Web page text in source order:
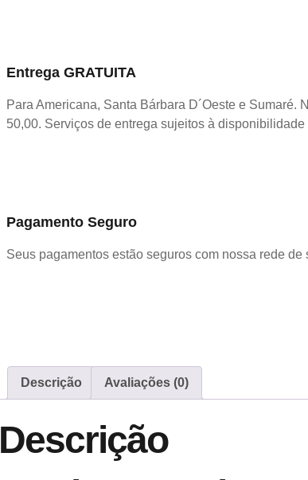
Entrega GRATUITA
Para Americana, Santa Bárbara D´Oeste e Sumaré.
50,00. Serviços de entrega sujeitos à disponibilidade
Pagamento Seguro
Seus pagamentos estão seguros com nossa rede de
Descrição Avaliações (0)
Descrição